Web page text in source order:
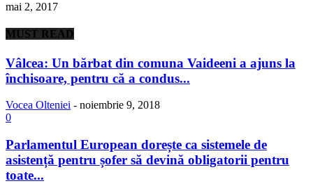
mai 2, 2017
MUST READ
Vâlcea: Un bărbat din comuna Vaideeni a ajuns la
închisoare, pentru că a condus...
Vocea Olteniei - noiembrie 9, 2018
0
Parlamentul European dorește ca sistemele de
asistență pentru șofer să devină obligatorii pentru
toate...